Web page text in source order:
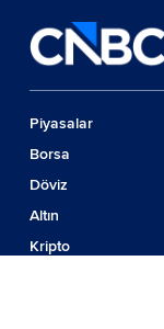
Piyasalar
Borsa
Döviz
Altın
Kripto